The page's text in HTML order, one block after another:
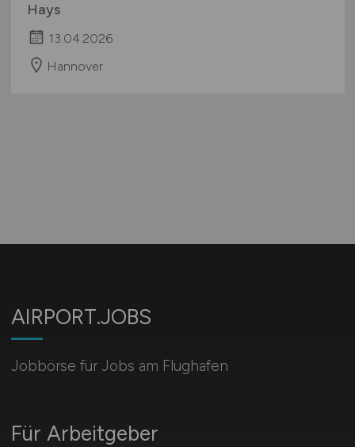
Hays
13.04.2026
Hannover
AIRPORT.JOBS
Jobbörse für Jobs am Flughafen
Für Arbeitgeber